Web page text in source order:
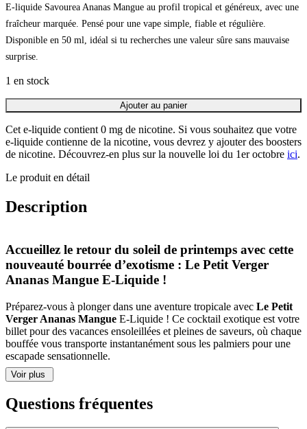
initial
était :
19.50 CHF.
actuel
est :
9.75 CHF.
E-liquide Savourea Ananas Mangue au profil tropical et généreux, avec une
fraîcheur marquée. Pensé pour une vape simple, fiable et régulière.
Disponible en 50 ml, idéal si tu recherches une valeur sûre sans mauvaise
surprise.
1 en stock
quantité
de
Le
Petit
Verger
Ananas
E-
Liquide
/
70
ml
Ajouter au panier
Cet e-liquide contient 0 mg de nicotine. Si vous souhaitez que votre
e-liquide contienne de la nicotine, vous devrez y ajouter des boosters
de nicotine. Découvrez-en plus sur la nouvelle loi du 1er octobre ici.
Le produit en détail
Description
Accueillez le retour du soleil de printemps avec cette
nouveauté bourrée d’exotisme : Le Petit Verger
Ananas Mangue E-Liquide !
Préparez-vous à plonger dans une aventure tropicale avec Le Petit
Verger Ananas Mangue E-Liquide ! Ce cocktail exotique est votre
billet pour des vacances ensoleillées et pleines de saveurs, où chaque
bouffée vous transporte instantanément sous les palmiers pour une
escapade sensationnelle.
Imaginez-vous sur une plage de sable chaud, une boisson fruitée à la
souffle. Avec chaque inhalation de ce délice en bouteille, l’
sucrée dansent sur votre palais, vous offrant
Voir plus
Questions fréquentes